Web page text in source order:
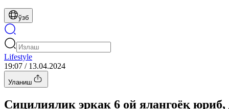
ўзб
Lifestyle
19:07 / 13.04.2024
Уланиш
Сицилиялик эркак 6 ой ялангоёқ юриб,